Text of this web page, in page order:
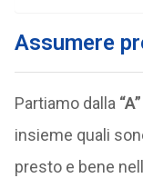
Assumere
Partiamo dalla
insieme quali
presto e bene